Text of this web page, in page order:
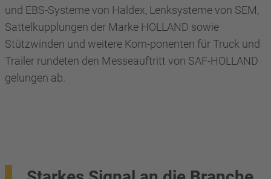
und EBS-Systeme von Haldex, Lenksysteme von SEM,
Sattelkupplungen der Marke HOLLAND sowie
Stützwinden und weitere Kom-ponenten für Truck und
Trailer rundeten den Messeauftritt von SAF-HOLLAND
gelungen ab.